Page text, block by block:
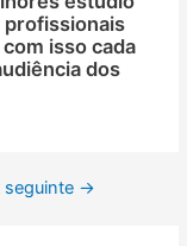
profissionais
isso cada
dos
seguinte →